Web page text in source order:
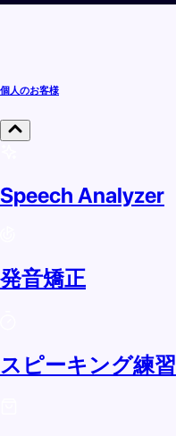
個人のお客様
Speech Analyzer
発音矯正
スピーキング練習